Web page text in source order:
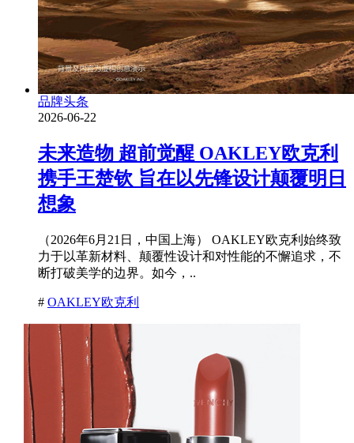
品牌头条
2026-06-22
未来造物 超前觉醒 OAKLEY欧克利
携手王楚钦 旨在以先锋设计颠覆明日
想象
（2026年6月21日，中国上海） OAKLEY欧克利始终致
力于以革新材料、颠覆性设计和对性能的不懈追求，不
断打破美学的边界。如今，..
# OAKLEY欧克利